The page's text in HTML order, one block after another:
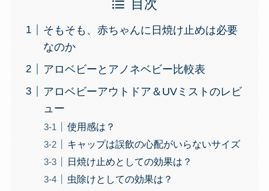
目次
そもそも、赤ちゃんに日焼け止めは必要
なのか
アロベビーとアノネベビー比較表
アロベビーアウトドア＆UVミストのレビ
ュー
使用感は？
キャップは誤飲の心配がいらないサイズ
日焼け止めとしての効果は？
虫除けとしての効果は？